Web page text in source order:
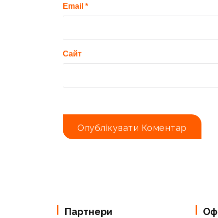
Email *
Сайт
Партнери